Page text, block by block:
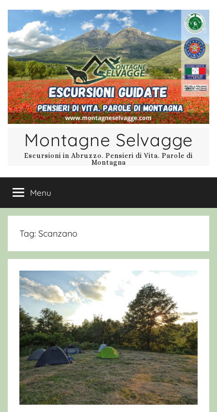
contenuto
Montagne Selvagge
Escursioni in Abruzzo. Pensieri di Vita. Parole di
Montagna
Menu
Tag: Scanzano